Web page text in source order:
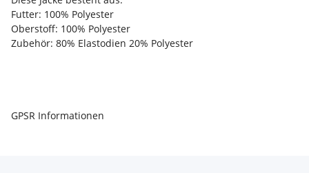
Futter: 100% Polyester
Oberstoff: 100% Polyester
Zubehör: 80% Elastodien 20% Polyester
GPSR Informationen